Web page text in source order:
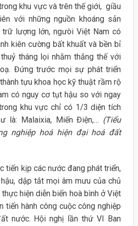
khu vực và trên thế giới, giầu
với những nguồn khoáng sản
lượng lớn, ngưòi Việt Nam có
kiên cường bất khuất và bền bỉ
tháng lọi nhằm thắng thế với
Đứng trước mọi sự phát triển
tựu khoa học kỹ thuật rầm rộ
có nguy cơ tụt hậu so với ngay
khu vực chỉ có 1/3 diện tích
là: Malaixia, Miến Điện,… (Tiểu
nghiệp hoá hiện đại hoá đất
tiến kịp các nước đang phát triển,
dập tắt mọi âm mưu của chủ
hiện diễn biến hoà bình ở Việt
tiến hành công cuộc công nghiệp
nước. Hội nghị lần thứ VI Ban